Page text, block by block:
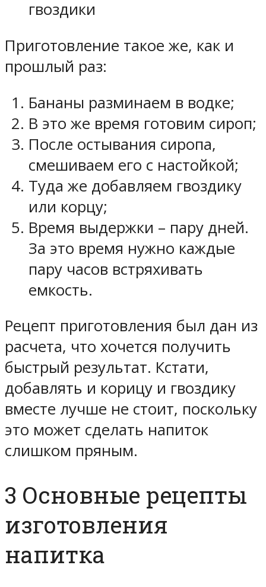
гвоздики
Приготовление такое же, как и
прошлый раз:
Бананы разминаем в водке;
В это же время готовим сироп;
После остывания сиропа,
смешиваем его с настойкой;
Туда же добавляем гвоздику
или корцу;
Время выдержки – пару дней.
За это время нужно каждые
пару часов встряхивать
емкость.
Рецепт приготовления был дан из
расчета, что хочется получить
быстрый результат. Кстати,
добавлять и корицу и гвоздику
вместе лучше не стоит, поскольку
это может сделать напиток
слишком пряным.
3 Основные рецепты
изготовления
напитка